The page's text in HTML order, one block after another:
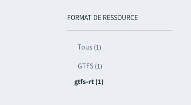
FORMAT DE RESSOURCE
Tous (1)
GTFS (1)
gtfs-rt (1)